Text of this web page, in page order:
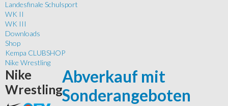
Landesfinale Schulsport
WK II
WK III
Downloads
Shop
Kempa CLUBSHOP
Nike Wrestling
Abverkauf mit
Sonderangeboten
Nike
Wrestling